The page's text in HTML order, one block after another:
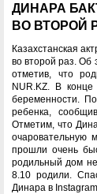
ДИНАРА
ВО ВТОРОЙ
Казахстанская
во второй раз. Об
отметив, что
NUR.KZ. В
беременности.
ребенка,
Отметим, что
очаровательную
прошли очень
родильный дом
8.10 родили.
Динара в